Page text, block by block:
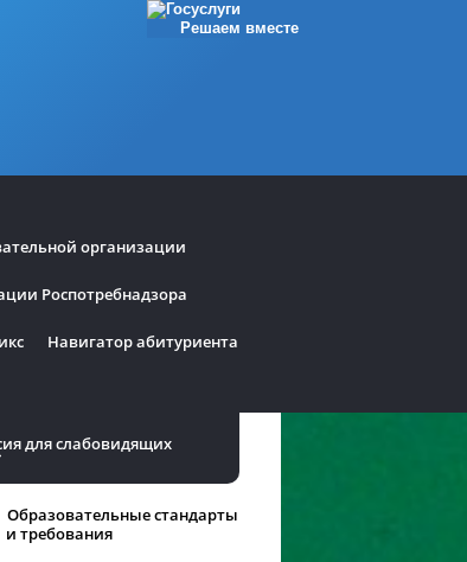
Решаем вместе
организации
Роспотребнадзора
Навигатор абитуриента
для слабовидящих
Образовательные стандарты
и требования